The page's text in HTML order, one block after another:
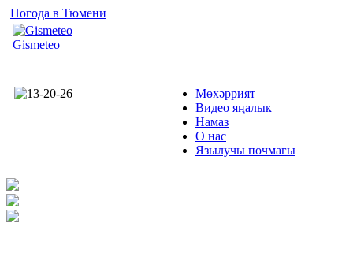
Погода в Тюмени
Gismeteo
Мөхәррият
Видео яңалык
Намаз
О нас
Язылучы почмагы